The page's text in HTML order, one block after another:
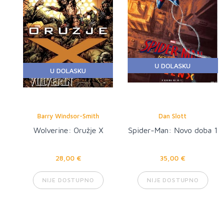
U DOLASKU
Barry Windsor-Smith
Wolverine: Oružje X
28,00 €
NIJE DOSTUPNO
U DOLASKU
Dan Slott
Spider-Man: Novo doba 1
35,00 €
NIJE DOSTUPNO